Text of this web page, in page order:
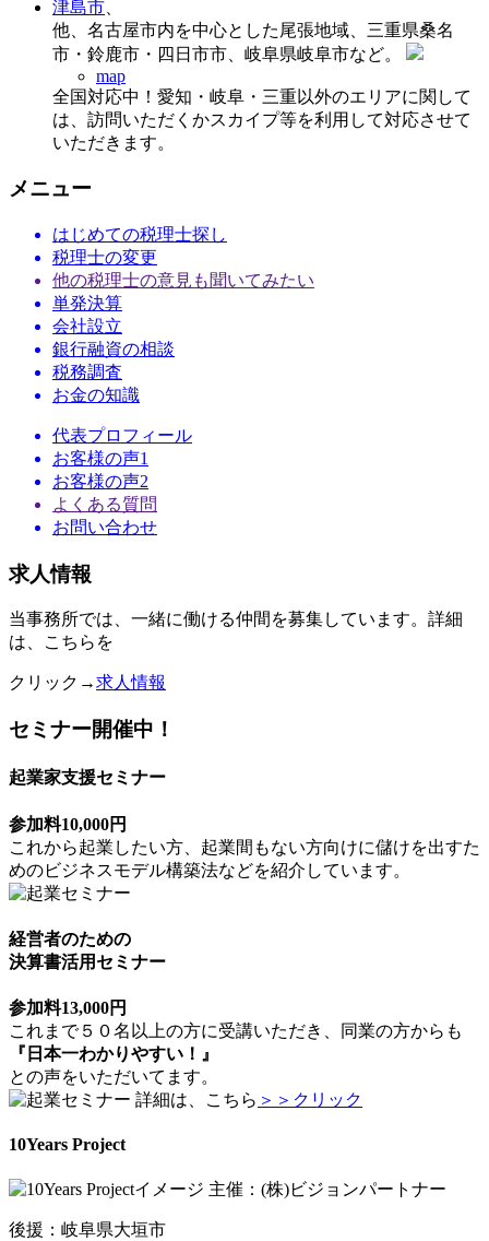
津島市
他、名古屋市内を中心とした尾張地域、三重県桑名
市・鈴鹿市・四日市市、岐阜県岐阜市など。
map
全国対応中！愛知・岐阜・三重以外のエリアに関して
は、訪問いただくかスカイプ等を利用して対応させて
いただきます。
メニュー
はじめての税理士探し
税理士の変更
他の税理士の意見も聞いてみたい
単発決算
会社設立
銀行融資の相談
税務調査
お金の知識
代表プロフィール
お客様の声1
お客様の声2
よくある質問
お問い合わせ
求人情報
当事務所では、一緒に働ける仲間を募集しています。詳細
は、こちらを
クリック→求人情報
セミナー開催中！
起業家支援セミナー
参加料10,000円
これから起業したい方、起業間もない方向けに儲けを出すた
めのビジネスモデル構築法などを紹介しています。
経営者のための
決算書活用セミナー
参加料13,000円
これまで５０名以上の方に受講いただき、同業の方からも
『日本一わかりやすい！』
との声をいただいてます。
詳細は、こちら ＞＞クリック
10Years Project
主催：(株)ビジョンパートナー
後援：岐阜県大垣市